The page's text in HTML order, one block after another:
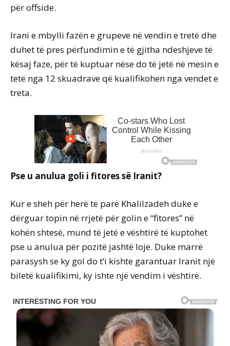
për offside.
Irani e mbylli fazën e grupeve në vendin e tretë dhe
duhet të pres përfundimin e të gjitha ndeshjeve të
kësaj faze, për të kuptuar nëse do të jetë në mesin e
tetë nga 12 skuadrave që kualifikohen nga vendet e
treta.
Pse u anulua goli i fitores së Iranit?
Kur e sheh për herë të parë Khalilzadeh duke e
dërguar topin në rrjetë për golin e “fitores” në
kohën shtesë, mund të jetë e vështirë të kuptohet
pse u anulua për pozitë jashtë loje. Duke marrë
parasysh se ky gol do t’i kishte garantuar Iranit një
biletë kualifikimi, ky ishte një vendim i vështirë.